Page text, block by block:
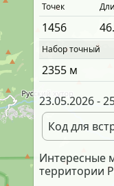
Точек
1456
Набор точный
2355 м
23.05.2026-
Код для
Интересные
территории